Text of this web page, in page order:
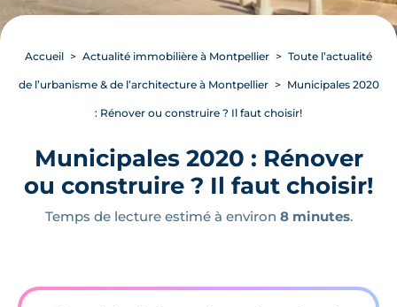
Accueil Actualité immobilière à Montpellier Toute l’actualité
de l’urbanisme & de l’architecture à Montpellier Municipales 2020
: Rénover ou construire ? Il faut choisir!
Municipales 2020 : Rénover
ou construire ? Il faut choisir!
Temps de lecture estimé à environ 8 minutes.